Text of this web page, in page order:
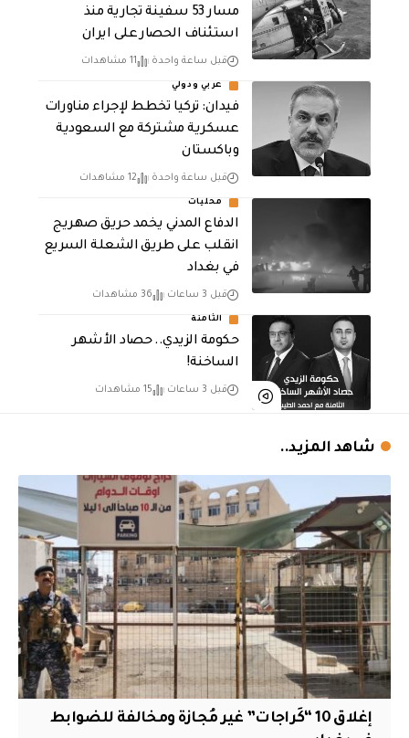
مسار 53 سفينة تجارية منذ
استئناف الحصار على ايران
قبل ساعة واحدة 11 مشاهدات
عربي ودولي
فيدان: تركيا تخطط لإجراء مناورات
عسكرية مشتركة مع السعودية
وباكستان
قبل ساعة واحدة 12 مشاهدات
محليات
الدفاع المدني يخمد حريق صهريج
انقلب على طريق الشعلة السريع
في بغداد
قبل 3 ساعات 36 مشاهدات
الثامنة
حكومة الزيدي.. حصاد الأشهر
الساخنة!
قبل 3 ساعات 15 مشاهدات
شاهد المزيد..
إغلاق 10 “كَراجات” غير مُجازة ومخالفة للضوابط